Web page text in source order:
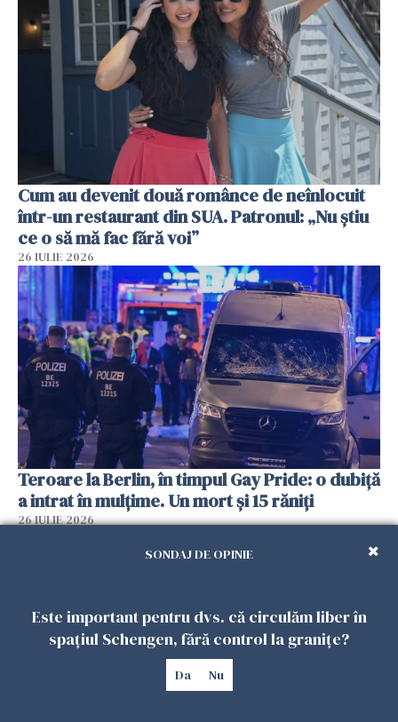
Cum au devenit două românce de neînlocuit
într-un restaurant din SUA. Patronul: „Nu știu
ce o să mă fac fără voi”
26 IULIE 2026
Teroare la Berlin, în timpul Gay Pride: o dubiță
a intrat în mulțime. Un mort și 15 răniți
26 IULIE 2026
SONDAJ DE OPINIE
Este important pentru dvs. că circulăm liber în
spațiul Schengen, fără control la granițe?
Da Nu